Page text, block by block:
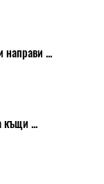
направи ...
къщи ...